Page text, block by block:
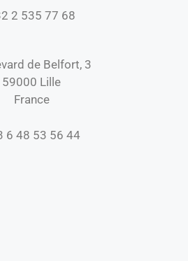
2 535 77 68
de Belfort, 3
59000 Lille
France
6 48 53 56 44